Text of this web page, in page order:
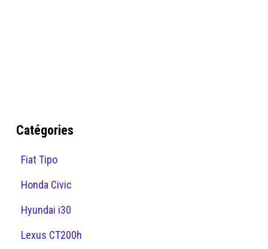
Catégories
Fiat Tipo
Honda Civic
Hyundai i30
Lexus CT200h